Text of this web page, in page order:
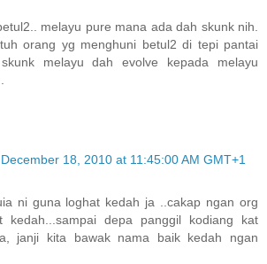
melayu pure mana ada dah skunk nih.
orang yg menghuni betul2 di tepi pantai
melayu dah evolve kepada melayu
December 18, 2010 at 11:45:00 AM GMT+1
ni guna loghat kedah ja ..cakap ngan org
kedah...sampai depa panggil kodiang kat
janji kita bawak nama baik kedah ngan